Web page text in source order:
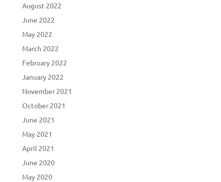
August 2022
June 2022
May 2022
March 2022
February 2022
January 2022
November 2021
October 2021
June 2021
May 2021
April 2021
June 2020
May 2020